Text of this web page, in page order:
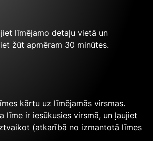
līmējamo detaļu vietā un
žūt apmēram 30 minūtes.
kārtu uz līmējamās virsmas.
līme ir iesūkusies virsmā, un ļaujiet
(atkarībā no izmantotā līmes